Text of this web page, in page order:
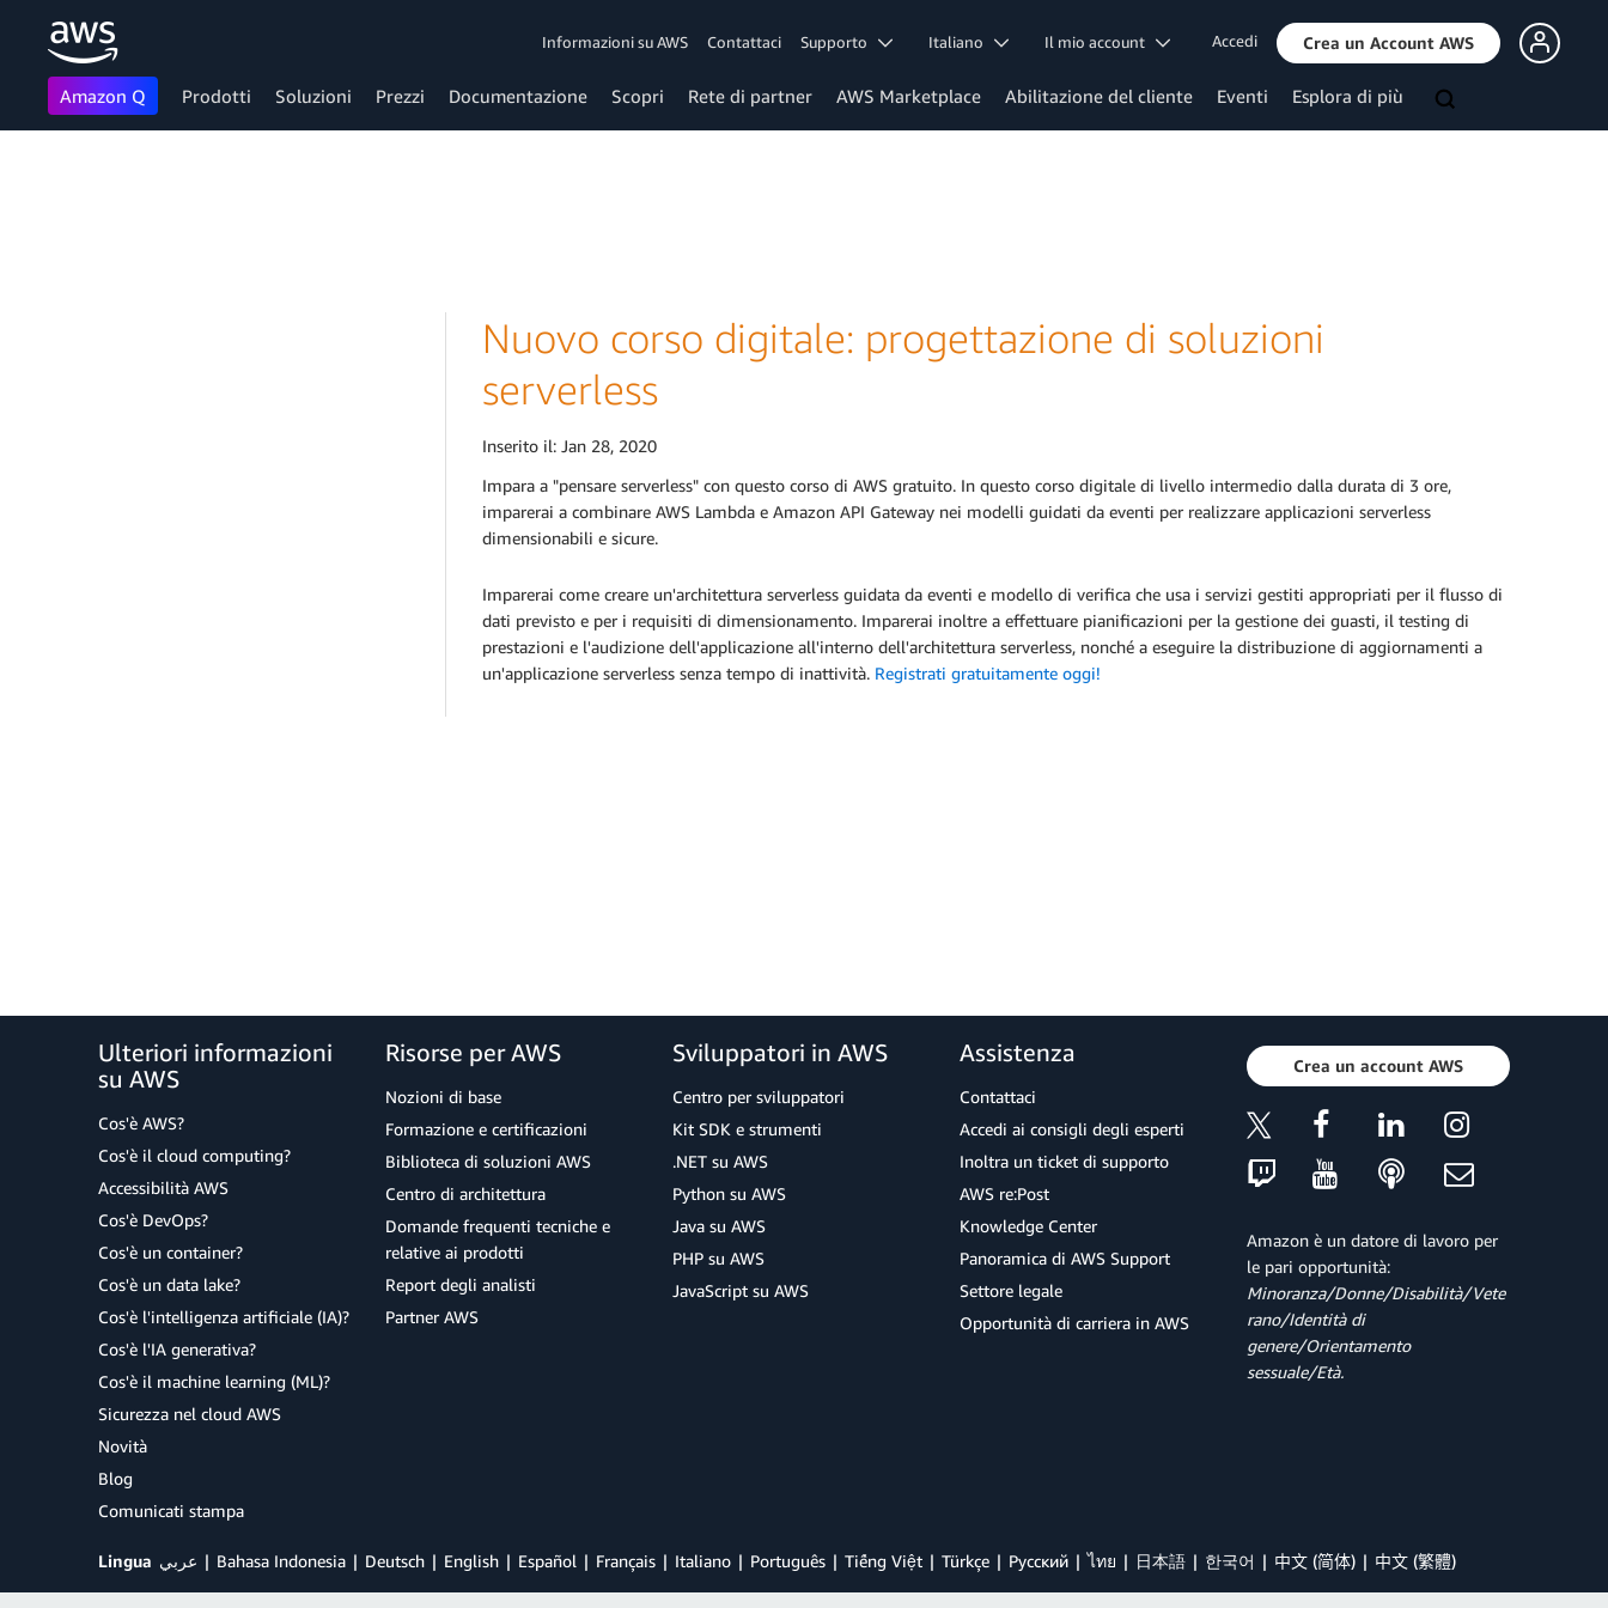
Informazioni su AWS Contattaci Supporto Italiano Il mio account Accedi Crea un Account AWS
Amazon Q Prodotti Soluzioni Prezzi Documentazione Scopri Rete di partner AWS Marketplace Abilitazione del cliente Eventi Esplora di più
Nuovo corso digitale: progettazione di soluzioni
serverless
Inserito il: Jan 28, 2020
Impara a "pensare serverless" con questo corso di AWS gratuito. In questo corso digitale di livello intermedio dalla durata di 3 ore,
imparerai a combinare AWS Lambda e Amazon API Gateway nei modelli guidati da eventi per realizzare applicazioni serverless
dimensionabili e sicure.
Imparerai come creare un'architettura serverless guidata da eventi e modello di verifica che usa i servizi gestiti appropriati per il flusso di
dati previsto e per i requisiti di dimensionamento. Imparerai inoltre a effettuare pianificazioni per la gestione dei guasti, il testing di
prestazioni e l'audizione dell'applicazione all'interno dell'architettura serverless, nonché a eseguire la distribuzione di aggiornamenti a
un'applicazione serverless senza tempo di inattività. Registrati gratuitamente oggi!
Ulteriori informazioni
su AWS
Cos'è AWS?
Cos'è il cloud computing?
Accessibilità AWS
Cos'è DevOps?
Cos'è un container?
Cos'è un data lake?
Cos'è l'intelligenza artificiale (IA)?
Cos'è l'IA generativa?
Cos'è il machine learning (ML)?
Sicurezza nel cloud AWS
Novità
Blog
Comunicati stampa
Risorse per AWS
Nozioni di base
Formazione e certificazioni
Biblioteca di soluzioni AWS
Centro di architettura
Domande frequenti tecniche e
relative ai prodotti
Report degli analisti
Partner AWS
Sviluppatori in AWS
Centro per sviluppatori
Kit SDK e strumenti
.NET su AWS
Python su AWS
Java su AWS
PHP su AWS
JavaScript su AWS
Assistenza
Contattaci
Accedi ai consigli degli esperti
Inoltra un ticket di supporto
AWS re:Post
Knowledge Center
Panoramica di AWS Support
Settore legale
Opportunità di carriera in AWS
Crea un account AWS
Amazon è un datore di lavoro per
le pari opportunità:
Minoranza/Donne/Disabilità/Vete
rano/Identità di
genere/Orientamento
sessuale/Età.
Lingua عربي Bahasa Indonesia Deutsch English Español Français Italiano Português Tiếng Việt Türkçe Ρусский ไทย 日本語 한국어 中文 (简体) 中文 (繁體)